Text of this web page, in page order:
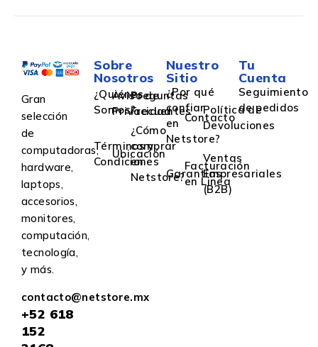
Gran
selección
de
computadoras,
hardware,
laptops,
accesorios,
monitores,
computación,
tecnología,
y más.
contacto@netstore.mx
+52 618
152
Sobre
Nosotros
¿Quiénes
Somos?
Aviso de
Privacidad
Preguntas
Frecuentes
Términos y
Condiciones
Ubicación
¿Cómo
comprar
en
Netstore?
Nuestro
Sitio
¿Por qué
confiar
en
Netstore?
Contacto
Política de
Devoluciones
Garantías
Facturación
en Linea
Ventas
Empresariales
(B2B)
Tu
Cuenta
Seguimiento
de pedidos